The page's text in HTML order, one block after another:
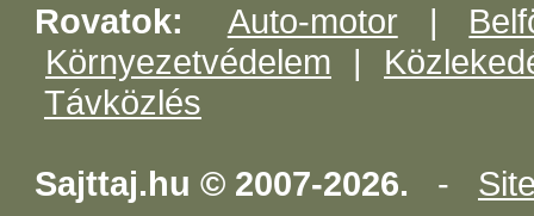
Rovatok: Auto-motor|
Környezetvédelem |
Távközlés
Sajttaj.hu © 2007-2026. -